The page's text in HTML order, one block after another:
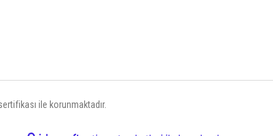
ile korunmaktadır.